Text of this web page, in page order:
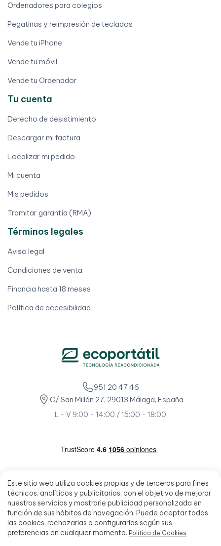
Este sitio web utiliza cookies propias y de terceros para fines
técnicos, analíticos y publicitarios, con el objetivo de mejorar
nuestros servicios y mostrarle publicidad personalizada en
función de sus hábitos de navegación. Puede aceptar todas
las cookies, rechazarlas o configurarlas según sus
preferencias en cualquier momento. Política de Cookies
Ordenadores para colegios
Pegatinas y reimpresión de teclados
Vende tu iPhone
Vende tu móvil
Vende tu Ordenador
Tu cuenta
Derecho de desistimiento
Descargar mi factura
Localizar mi pedido
Mi cuenta
Mis pedidos
Tramitar garantía (RMA)
Términos legales
Aviso legal
Condiciones de venta
Financia hasta 18 meses
Política de accesibilidad
951 20 47 46
C/ San Millán 27, 29013 Málaga, España
L - V 9:00 - 14:00 / 15:00 - 18:00